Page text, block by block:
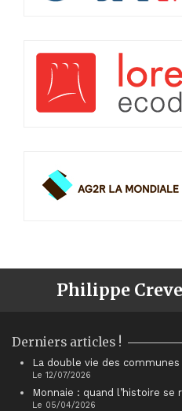
Philippe
Derniers articles !
La double vie des
Le 12/07/2026
Monnaie : quand l’histoire se
Le 05/04/2026